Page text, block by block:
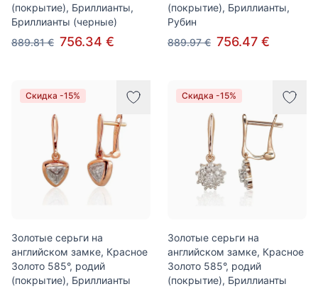
(покрытие), Бриллианты,
Бриллианты (черные)
889.81 € 756.34 €
(покрытие), Бриллианты,
Рубин
889.97 € 756.47 €
Скидка -15%
Золотые серьги на
английском замке, Красное
Золото 585°, родий
(покрытие), Бриллианты
Скидка -15%
Золотые серьги на
английском замке, Красное
Золото 585°, родий
(покрытие), Бриллианты